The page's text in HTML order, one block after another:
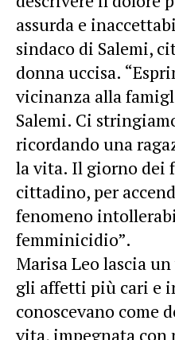
assurda e
sindaco di Salemi,
donna uccisa.
vicinanza alla
Salemi. Ci
ricordando una
la vita. Il giorno dei
cittadino, per
fenomeno
femminicidio”.
Marisa Leo lascia
gli affetti più cari e
conoscevano come
vita, impegnata con